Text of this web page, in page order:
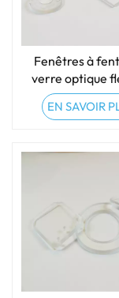
Fenêtres à
verre optique
ultra-
EN SAVOIR